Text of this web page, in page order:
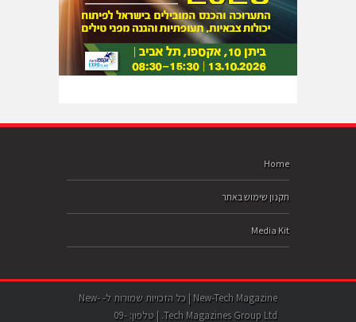
Home
תקנון שימוש באתר
Media Kit
New-Tech Magazine | כל הזכויות שמורות ל- New-
Tech Magazines Group Ltd. | טלפון: 09-